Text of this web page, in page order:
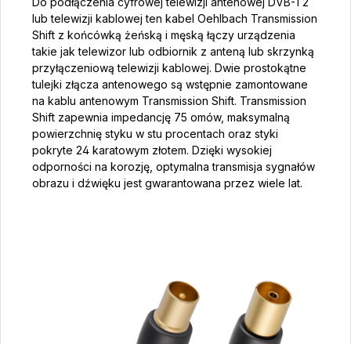
lub telewizji kablowej ten kabel Oehlbach Transmission
Shift z końcówką żeńską i męską łączy urządzenia
takie jak telewizor lub odbiornik z anteną lub skrzynką
przyłączeniową telewizji kablowej. Dwie prostokątne
tulejki złącza antenowego są wstępnie zamontowane
na kablu antenowym Transmission Shift. Transmission
Shift zapewnia impedancję 75 omów, maksymalną
powierzchnię styku w stu procentach oraz styki
pokryte 24 karatowym złotem. Dzięki wysokiej
odporności na korozję, optymalna transmisja sygnałów
obrazu i dźwięku jest gwarantowana przez wiele lat.